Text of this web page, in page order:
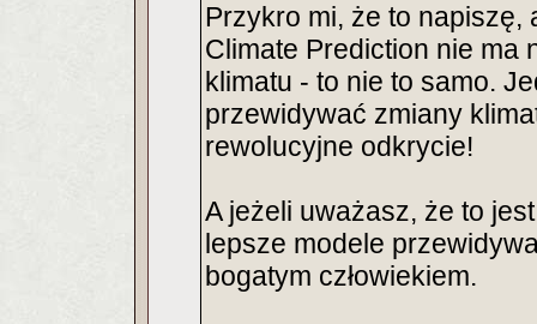
Przykro mi, że to napiszę,
Climate Prediction nie ma
klimatu - to nie to samo.
przewidywać zmiany
rewolucyjne odkrycie!
A jeżeli uważasz, że to
lepsze modele
bogatym człowiekiem.